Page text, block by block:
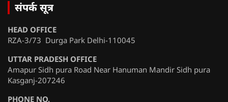
संपर्क सूत्र
HEAD OFFICE
RZA-3/73 Durga Park Delhi-110045
UTTAR PRADESH OFFICE
Amapur Sidh pura Road Near Hanuman Mandir Sidh pura
Kasganj-207246
PHONE NO.